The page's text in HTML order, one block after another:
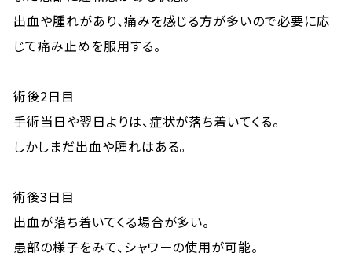
出血や腫れがあり、痛みを感じる方が多いので必要に応
じて痛み止めを服用する。
術後2日目
手術当日や翌日よりは、症状が落ち着いてくる。
しかしまだ出血や腫れはある。
術後3日目
出血が落ち着いてくる場合が多い。
患部の様子をみて、シャワーの使用が可能。